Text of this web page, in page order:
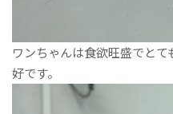
ワンちゃんは食欲旺盛でと
好です。